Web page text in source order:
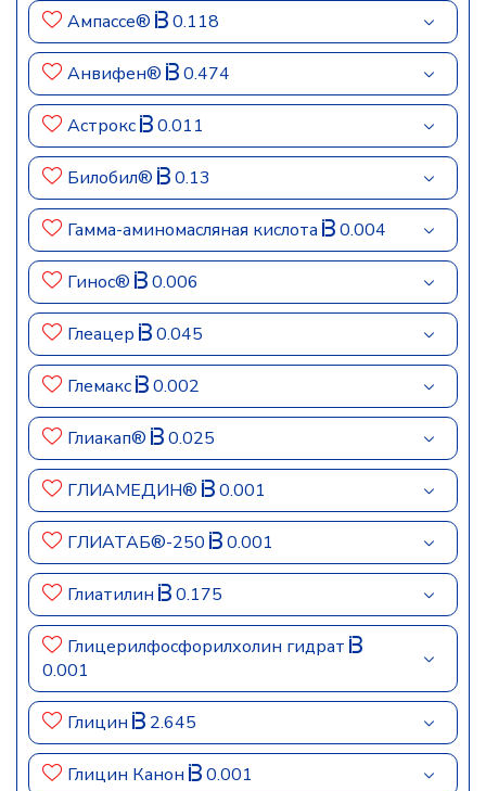
Ампассе® 0.118
Анвифен® 0.474
Астрокс 0.011
Билобил® 0.13
Гамма-аминомасляная кислота 0.004
Гинос® 0.006
Глеацер 0.045
Глемакс 0.002
Глиакап® 0.025
ГЛИАМЕДИН® 0.001
ГЛИАТАБ®-250 0.001
Глиатилин 0.175
Глицерилфосфорилхолин гидрат
0.001
Глицин 2.645
Глицин Канон 0.001